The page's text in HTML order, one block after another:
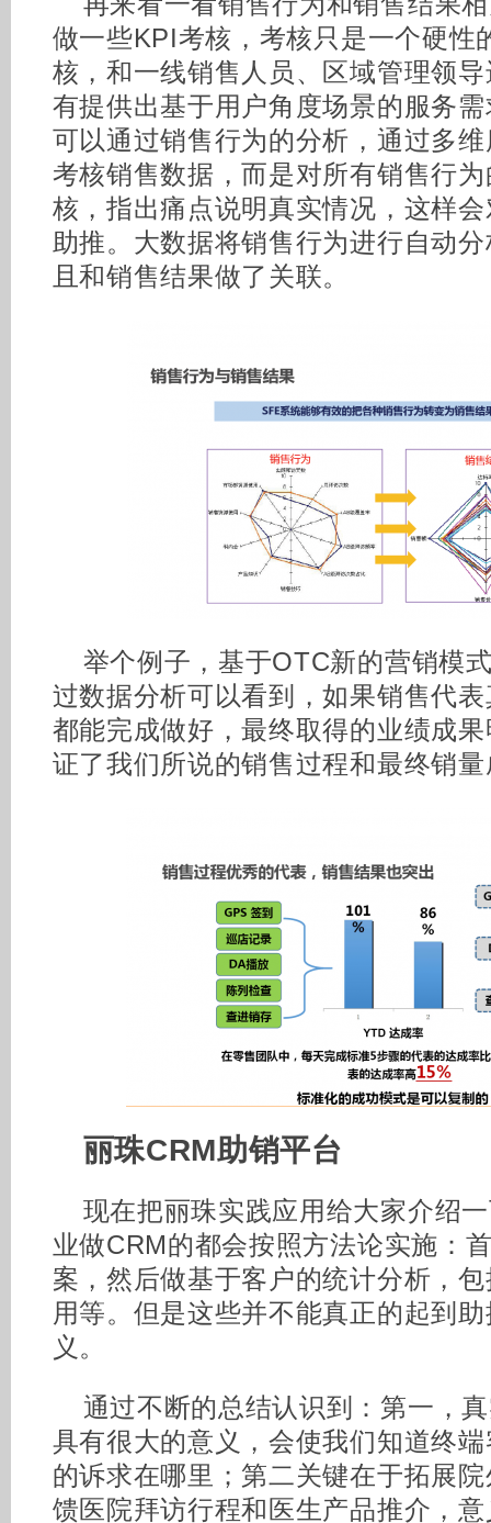
做一些KPI考核，考核只是一个硬性
核，和一线销售人员、区域管理领
有提供出基于用户角度场景的服务
可以通过销售行为的分析，通过多
考核销售数据，而是对所有销售行
核，指出痛点说明真实情况，这样
助推。大数据将销售行为进行自动
且和销售结果做了关联。
举个例子，基于OTC新的营销模
过数据分析可以看到，如果销售代
都能完成做好，最终取得的业绩成
证了我们所说的销售过程和最终销
丽珠CRM助销平台
现在把丽珠实践应用给大家介绍
业做CRM的都会按照方法论实施：
案，然后做基于客户的统计分析，
用等。但是这些并不能真正的起到
义。
通过不断的总结认识到：第一，
具有很大的意义，会使我们知道终
的诉求在哪里；第二关键在于拓展
馈医院拜访行程和医生产品推介，